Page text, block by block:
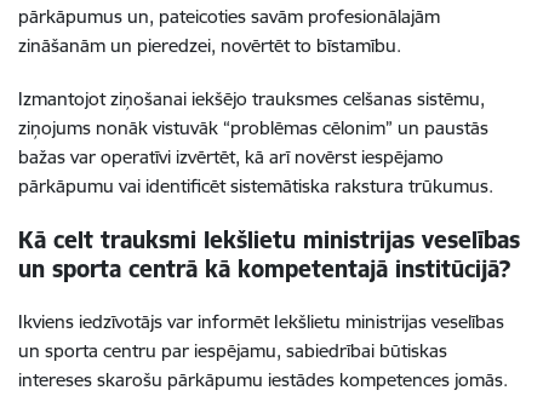
pārkāpumus un, pateicoties savām profesionālajām
zināšanām un pieredzei, novērtēt to bīstamību.
Izmantojot ziņošanai iekšējo trauksmes celšanas sistēmu,
ziņojums nonāk vistuvāk “problēmas cēlonim” un paustās
bažas var operatīvi izvērtēt, kā arī novērst iespējamo
pārkāpumu vai identificēt sistemātiska rakstura trūkumus.
Kā celt trauksmi Iekšlietu ministrijas veselības
un sporta centrā kā kompetentajā institūcijā?
Ikviens iedzīvotājs var informēt Iekšlietu ministrijas veselības
un sporta centru par iespējamu, sabiedrībai būtiskas
intereses skarošu pārkāpumu iestādes kompetences jomās.